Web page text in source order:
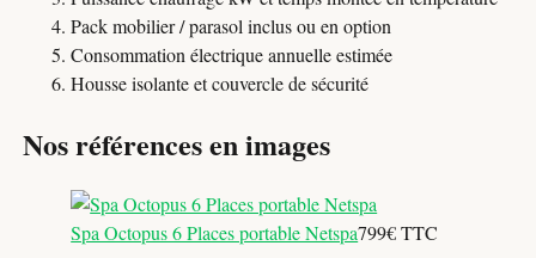
Pack mobilier / parasol inclus ou en option
Consommation électrique annuelle estimée
Housse isolante et couvercle de sécurité
Nos références en images
Spa Octopus 6 Places portable Netspa799€ TTC